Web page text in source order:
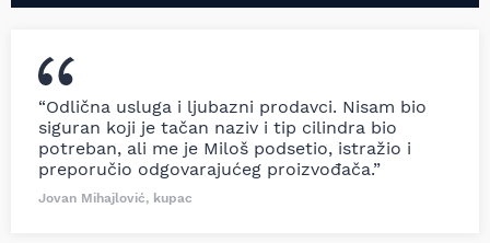
“Odlična usluga i ljubazni prodavci. Nisam bio
siguran koji je tačan naziv i tip cilindra bio
potreban, ali me je Miloš podsetio, istražio i
preporučio odgovarajućeg proizvođača.”
Jovan Mihajlović, kupac